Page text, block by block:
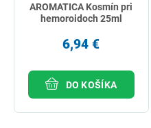
AROMATICA Kosmín pri
hemoroidoch 25ml
6,94 €
DO KOŠÍKA